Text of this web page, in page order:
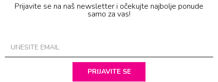
Prijavite se na naš newsletter i očekujte najbolje ponude
samo za vas!
PRIJAVITE SE